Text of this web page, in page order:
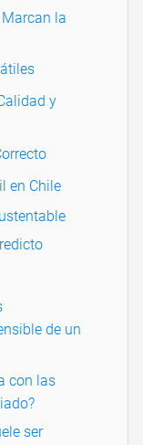
la
y
en Chile
de un
con las
ser